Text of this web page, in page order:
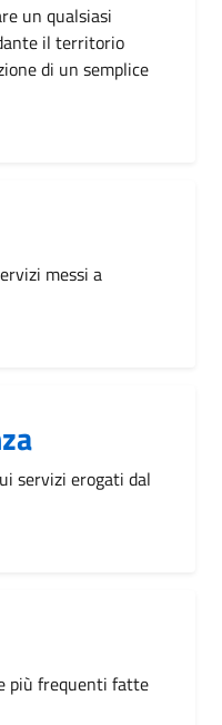
un qualsiasi
il territorio
di un semplice
messi a
servizi erogati dal
più frequenti fatte